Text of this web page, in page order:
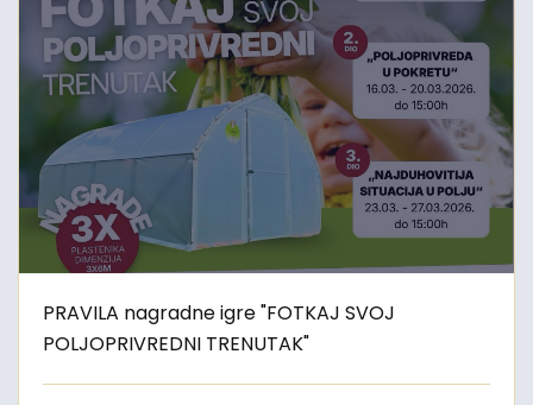
PRAVILA nagradne igre "FOTKAJ SVOJ
POLJOPRIVREDNI TRENUTAK"